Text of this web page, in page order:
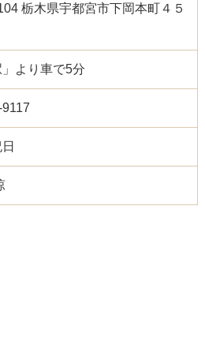
栃木県宇都宮市下岡本町４５
」より車で5分